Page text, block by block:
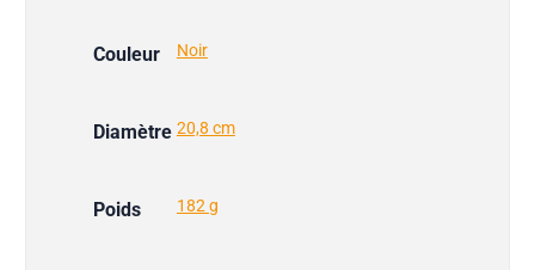
Couleur Noir
Diamètre 20,8 cm
Poids 182 g